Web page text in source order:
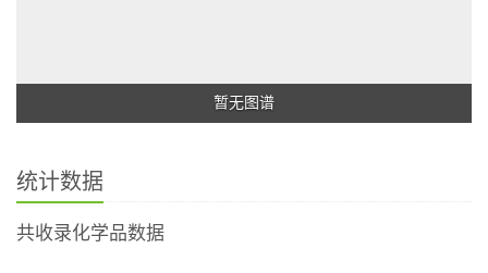
暂无图谱
统计数据
共收录化学品数据